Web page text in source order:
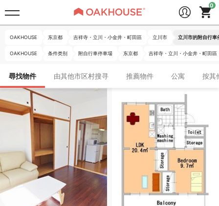
OAKHOUSE 东京都 吉祥寺・立川・小金井・町田區 立川市 立川市的附自行車
OAKHOUSE 条件类别 附自行車停車場 东京都 吉祥寺・立川・小金井・町田區
尋找物件 由其他市区村搜寻 推薦物件 公寓 按其